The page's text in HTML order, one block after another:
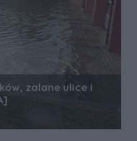
zalane ulice i